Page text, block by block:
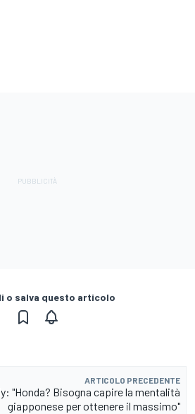
o salva questo articolo
ARTICOLO PRECEDENTE
"Honda? Bisogna capire la mentalità
giapponese per ottenere il massimo"